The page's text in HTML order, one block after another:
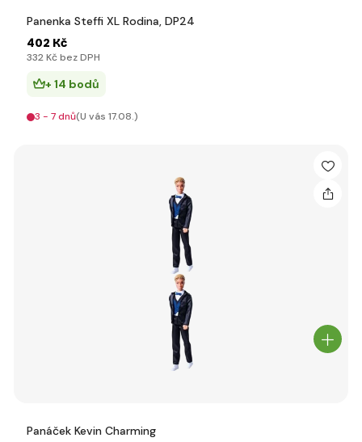
Panenka Steffi XL Rodina, DP24
402 Kč
332 Kč bez DPH
+ 14 bodů
3 - 7 dnů(U vás 17.08.)
Panáček Kevin Charming